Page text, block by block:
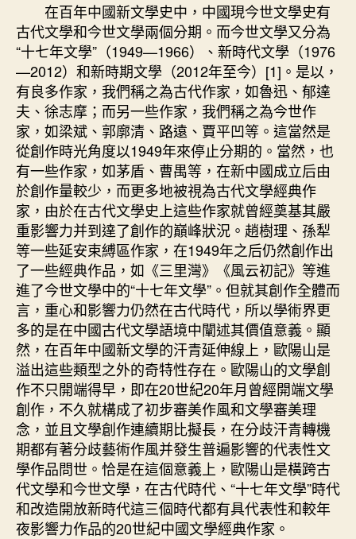
在百年中國新文學史中，中國現今世文學史有
古代文學和今世文學兩個分期。而今世文學又分為
“十七年文學”（1949—1966）、新時代文學（1976
—2012）和新時期文學（2012年至今）[1]。是以，
有良多作家，我們稱之為古代作家，如魯迅、郁達
夫、徐志摩；而另一些作家，我們稱之為今世作
家，如梁斌、郭廓清、路遠、賈平凹等。這當然是
從創作時光角度以1949年來停止分期的。當然，也
有一些作家，如茅盾、曹禺等，在新中國成立后由
於創作量較少，而更多地被視為古代文學經典作
家，由於在古代文學史上這些作家就曾經奠基其嚴
重影響力并到達了創作的巔峰狀況。趙樹理、孫犁
等一些延安束縛區作家，在1949年之后仍然創作出
了一些經典作品，如《三里灣》《風云初記》等進
進了今世文學中的“十七年文學”。但就其創作全體而
言，重心和影響力仍然在古代時代，所以學術界更
多的是在中國古代文學語境中闡述其價值意義。顯
然，在百年中國新文學的汗青延伸線上，歐陽山是
溢出這些類型之外的奇特性存在。歐陽山的文學創
作不只開端得早，即在20世紀20年月曾經開端文學
創作，不久就構成了初步審美作風和文學審美理
念，並且文學創作連續期比擬長，在分歧汗青轉機
期都有著分歧藝術作風并發生普遍影響的代表性文
學作品問世。恰是在這個意義上，歐陽山是橫跨古
代文學和今世文學，在古代時代、“十七年文學”時代
和改造開放新時代這三個時代都有具代表性和較年
夜影響力作品的20世紀中國文學經典作家。